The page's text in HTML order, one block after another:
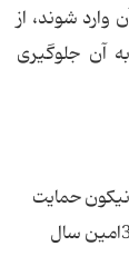
شوند، از
آن جلوگیری
حمایت
مالی می‌شود، 97 برنده داشته و به مناسبت 38امین سال